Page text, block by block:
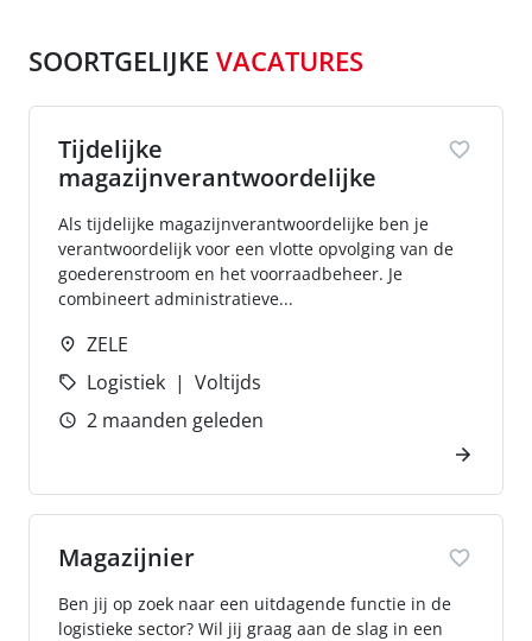
SOORTGELIJKE VACATURES
Tijdelijke
magazijnverantwoordelijke
Als tijdelijke magazijnverantwoordelijke ben je
verantwoordelijk voor een vlotte opvolging van de
goederenstroom en het voorraadbeheer. Je
combineert administratieve...
ZELE
Logistiek
Voltijds
2 maanden geleden
Magazijnier
Ben jij op zoek naar een uitdagende functie in de
logistieke sector? Wil jij graag aan de slag in een